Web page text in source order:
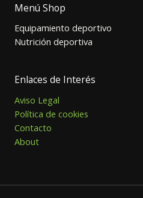
Menú Shop
Equipamiento deportivo
Nutrición deportiva
Enlaces de Interés
Aviso Legal
Política de cookies
Contacto
About